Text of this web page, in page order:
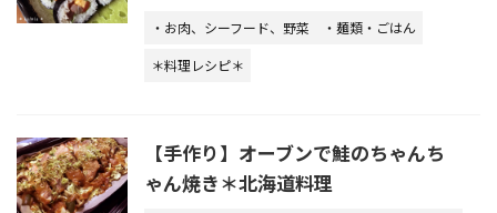
・お肉、シーフード、野菜
・麺類・ごはん
＊料理レシピ＊
【手作り】オーブンで鮭のちゃんち
ゃん焼き＊北海道料理